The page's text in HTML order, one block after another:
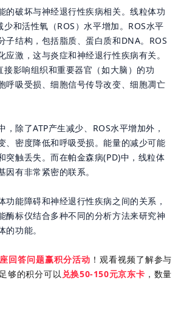
的破坏与神经退行性疾病相关。线粒体功
少和活性氧（ROS）水平增加。ROS水平
子结构，包括脂质、蛋白质和DNA。ROS
应激，这与炎症和神经退行性疾病有关。
接影响组织和重要器官（如大脑）的功
呼吸受损、细胞信号传导改变、细胞凋亡
，除了ATP产生减少、ROS水平增加外，
、密度降低和呼吸受损。能量的减少可能
突触丢失。而在帕金森病(PD)中，线粒体
有非常紧密的联系。
功能障碍和神经退行性疾病之间的关系，
酶标仪结合多种不同的分析方法来研究神
功能。
回答问题赢积分活动 ！观看视频了解参与
够的积分可以 兑换50-150元京东卡 ，数量